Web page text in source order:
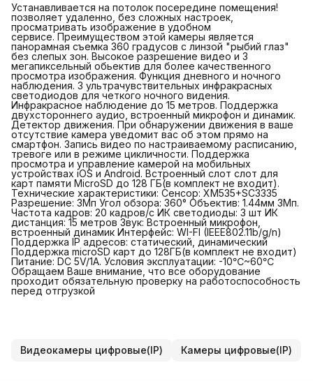
Устанавливается на потолок посередине помещения!
позволяет удаленно, без сложных настроек,
просматривать изображение в удобном
сервисе. Преимуществом этой камеры является
панорамная съемка 360 градусов с линзой "рыбий глаз"
без слепых зон. Высокое разрешение видео и 3
мегапиксельный обьектив для более качественного
просмотра изображения. Функция дневного и ночного
наблюдения. 3 ультрачувствительных инфракрасных
светодиодов для четкого ночного видения.
Инфракрасное наблюдение до 15 метров. Поддержка
двухстороннего аудио, встроенный микрофон и динамик.
Детектор движения. При обнаружении движения в ваше
отсутствие камера уведомит вас об этом прямо на
смартфон. Запись видео по настраиваемому расписанию,
тревоге или в режиме цикличности. Поддержка
просмотра и управление камерой на мобильных
устройствах iOS и Android. Встроенный слот cлот для
карт памяти MicroSD до 128 ГБ(в комплект не входит).
Технические характеристики: Сенсор: XM535+SC3335
Разрешение: 3Мп Угол обзора: 360° Объектив: 1.44мм 3Мп.
Частота кадров: 20 кадров/с ИК светодиоды: 3 шт ИК
дистанция: 15 метров Звук: Встроенный микрофон,
встроенный динамик Интерфейс: WI-FI (IEEE802.11b/g/n)
Поддержка IP адресов: статический, динамический
Поддержка microSD карт до 128ГБ(в комплект не входит)
Питание: DC 5V/1A. Условия эксплуатации: -10℃~60℃
Обращаем Ваше внимание, что все оборудование
проходит обязательную проверку на работоспособность
перед отгрузкой
Видеокамеры цифровые(IP) Камеры цифровые(IP)